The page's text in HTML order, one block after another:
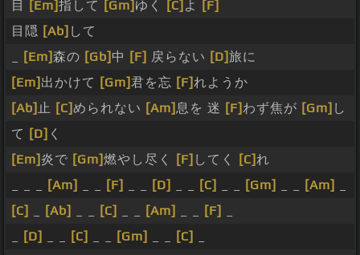
目 [Em]指して [Gm] ゆく [C] よ
[F]
目隠 [Ab] して
[Em]森の [Gb] 中 [F] 戻らない [D]旅に
[Em] 出かけて [Gm]君を忘 [F]れようか
[Ab] 止 [C]められない [Am]息を 迷 [F]わず焦が [Gm] し
て [D] く
[Em] 炎で [Gm]燃やし尽く [F] してく [C]れ
[Am] [F] [D] [C] [Gm] [Am]
[C]
[Ab] [C] [Am] [F]
[D] [C] [Gm] [C]